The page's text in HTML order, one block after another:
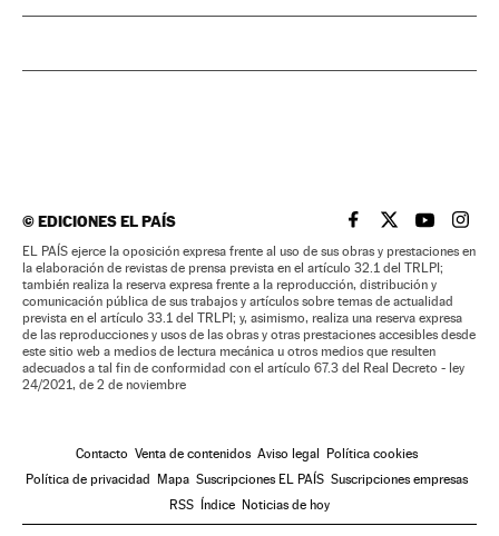
©EDICIONES EL PAÍS EL PAÍS BRASIL EN
EL PAÍSEL PAÍS
EL
EL PAÍS ejerce la oposición expresa frente al uso de sus obras y prestaciones en
la elaboración de revistas de prensa prevista en el artículo 32.1 del TRLPI;
también realiza la reserva expresa frente a la reproducción, distribución y
comunicación pública de sus trabajos y artículos sobre temas de actualidad
prevista en el artículo 33.1 del TRLPI; y, asimismo, realiza una reserva expresa
de las reproducciones y usos de las obras y otras prestaciones accesibles desde
este sitio web a medios de lectura mecánica u otros medios que resulten
adecuados a tal fin de conformidad con el artículo 67.3 del Real Decreto - ley
24/2021, de 2 de noviembre
Contacto Venta de contenidos Aviso legal Política cookies
Política de privacidad Mapa Suscripciones EL PAÍS Suscripciones empresas
RSS Índice Noticias de hoy